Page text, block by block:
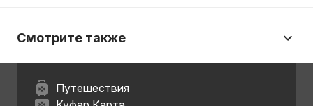
Смотрите также
Путешествия